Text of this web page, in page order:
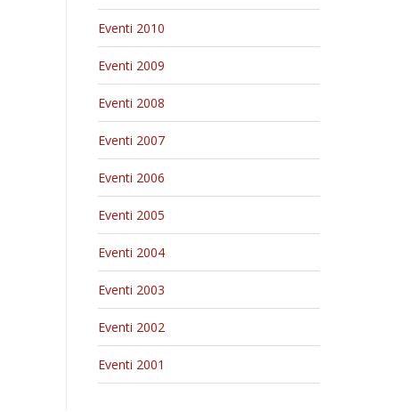
Eventi 2010
Eventi 2009
Eventi 2008
Eventi 2007
Eventi 2006
Eventi 2005
Eventi 2004
Eventi 2003
Eventi 2002
Eventi 2001